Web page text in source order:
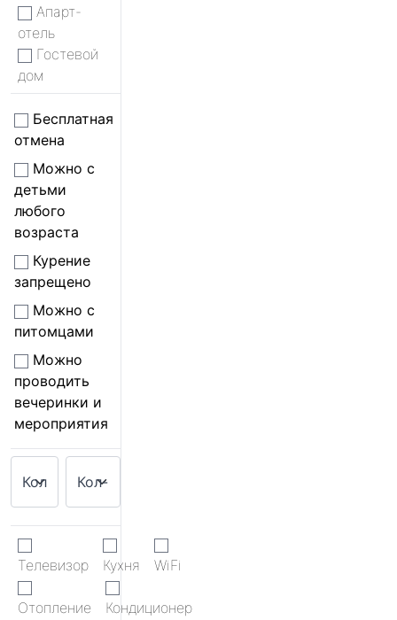
Апарт-
отель
Гостевой
дом
Бесплатная
отмена
Можно с
детьми
любого
возраста
Курение
запрещено
Можно с
питомцами
Можно
проводить
вечеринки и
мероприятия
Телевизор Кухня WiFi
Отопление Кондиционер